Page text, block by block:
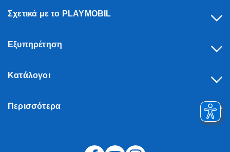
Σχετικά με το PLAYMOBIL
Εξυπηρέτηση
Κατάλογοι
Περισσότερα